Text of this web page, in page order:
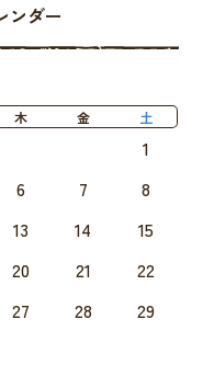
ンダー
木 金 土
1
6 7
8
13 14
15
20 21
22
27 28
29